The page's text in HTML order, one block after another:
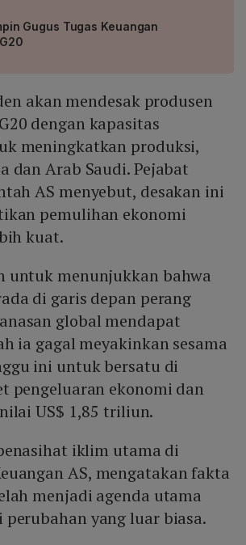
Gugus Tugas Keuangan
akan mendesak produsen
dengan kapasitas
meningkatkan produksi,
dan Arab Saudi. Pejabat
AS menyebut, desakan ini
pemulihan ekonomi
kuat.
untuk menunjukkan bahwa
di garis depan perang
global mendapat
ia gagal meyakinkan sesama
ini untuk bersatu di
pengeluaran ekonomi dan
US$ 1,85 triliun.
iklim utama di
AS, mengatakan fakta
menjadi agenda utama
perubahan yang luar biasa.